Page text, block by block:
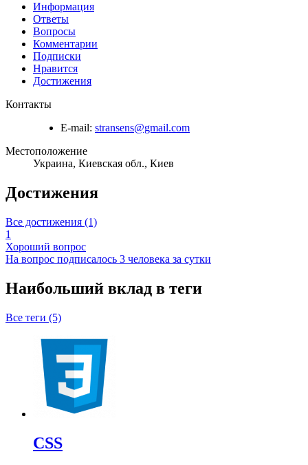
Информация
Ответы
Вопросы
Комментарии
Подписки
Нравится
Достижения
Контакты
E-mail: stransens@gmail.com
Местоположение
Украина, Киевская обл., Киев
Достижения
Все достижения (1)
1
Хороший вопрос
На вопрос подписалось 3 человека за сутки
Наибольший вклад в теги
Все теги (5)
CSS